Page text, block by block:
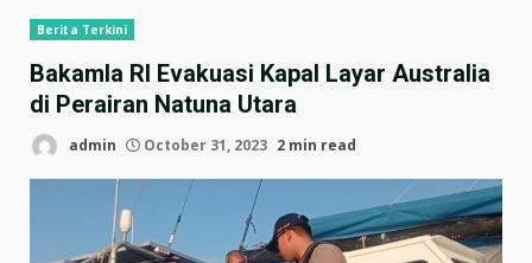
Berita Terkini
Bakamla RI Evakuasi Kapal Layar Australia
di Perairan Natuna Utara
admin October 31, 2023 2 min read